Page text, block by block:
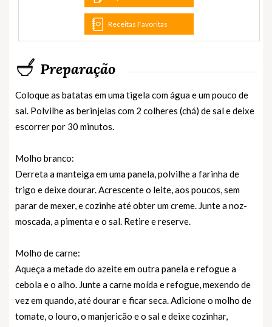
Receitas Favoritas
Preparação
Coloque as batatas em uma tigela com água e um pouco de
sal. Polvilhe as berinjelas com 2 colheres (chá) de sal e deixe
escorrer por 30 minutos.
Molho branco:
Derreta a manteiga em uma panela, polvilhe a farinha de
trigo e deixe dourar. Acrescente o leite, aos poucos, sem
parar de mexer, e cozinhe até obter um creme. Junte a noz-
moscada, a pimenta e o sal. Retire e reserve.
Molho de carne:
Aqueça a metade do azeite em outra panela e refogue a
cebola e o alho. Junte a carne moída e refogue, mexendo de
vez em quando, até dourar e ficar seca. Adicione o molho de
tomate, o louro, o manjericão e o sal e deixe cozinhar,